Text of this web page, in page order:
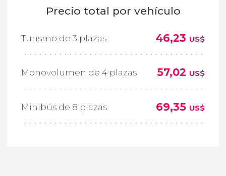
Precio total por vehículo
Turismo de 3 plazas 46,23 US$
Monovolumen de 4 plazas 57,02 US$
Minibús de 8 plazas 69,35 US$